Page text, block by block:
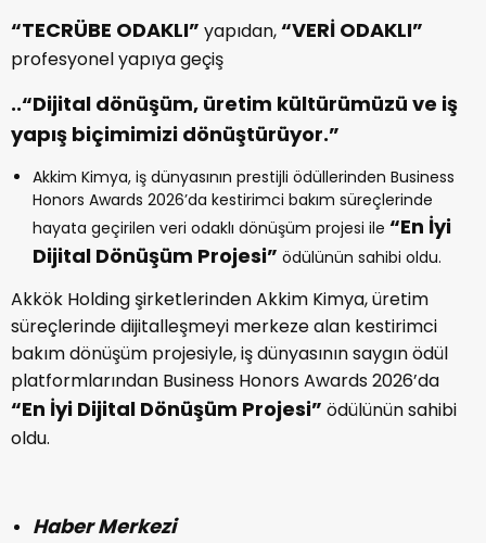
“TECRÜBE ODAKLI” yapıdan,“VERİ ODAKLI”
profesyonel yapıya geçiş
..“Dijital dönüşüm, üretim kültürümüzü ve iş
yapış biçimimizi dönüştürüyor.”
Akkim Kimya, iş dünyasının prestijli ödüllerinden Business
Honors Awards 2026’da kestirimci bakım süreçlerinde
hayata geçirilen veri odaklı dönüşüm projesi ile “En İyi
Dijital Dönüşüm Projesi” ödülünün sahibi oldu.
Akkök Holding şirketlerinden Akkim Kimya, üretim
süreçlerinde dijitalleşmeyi merkeze alan kestirimci
bakım dönüşüm projesiyle, iş dünyasının saygın ödül
platformlarından Business Honors Awards 2026’da
“En İyi Dijital Dönüşüm Projesi” ödülünün sahibi
oldu.
Haber Merkezi